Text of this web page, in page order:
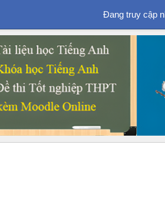
Đang truy cập